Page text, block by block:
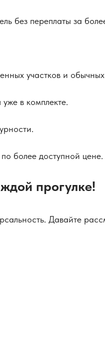
без переплаты за
участков и
в комплекте.
более доступной цене.
прогулке!
Давайте